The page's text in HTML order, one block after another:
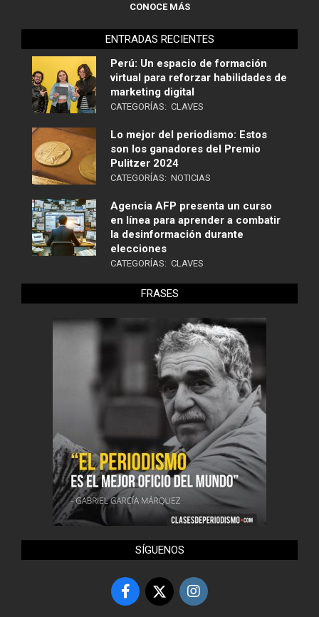
CONOCE MÁS
ENTRADAS RECIENTES
Perú: Un espacio de formación
virtual para reforzar habilidades de
marketing digital
CATEGORÍAS: CLAVES
Lo mejor del periodismo: Estos
son los ganadores del Premio
Pulitzer 2024
CATEGORÍAS: NOTICIAS
Agencia AFP presenta un curso
en línea para aprender a combatir
la desinformación durante
elecciones
CATEGORÍAS: CLAVES
FRASES
SÍGUENOS